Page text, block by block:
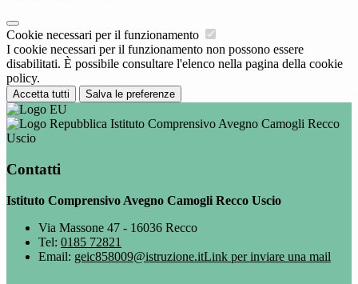
Cookie necessari per il funzionamento
I cookie necessari per il funzionamento non possono essere
disabilitati. È possibile consultare l'elenco nella pagina della cookie
policy.
Accetta tutti Salva le preferenze
Istituto Comprensivo Avegno Camogli Recco
Uscio
Contatti
Istituto Comprensivo Avegno Camogli Recco Uscio
Via Massone 47 - 16036 Recco
Tel: 0185 72821
Email: geic858009@istruzione.itLink per inviare una mail